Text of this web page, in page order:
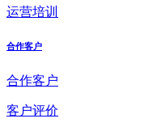
运营培训
合作客户
合作客户
客户评价